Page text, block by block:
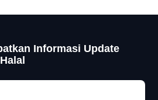
Informasi Update